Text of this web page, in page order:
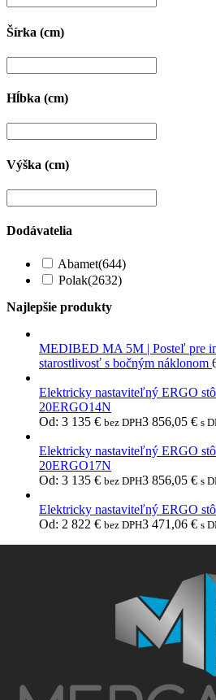
Šírka (cm)
Hĺbka (cm)
Výška (cm)
Dodávatelia
Abamet(644)
Polak(2632)
Najlepšie produkty
MEDIBED MA 5M | Posteľ pre
starostlivosť s bočným náklonom
Elektricky nastaviteľný ERGO
20ERGO14N
Od: 3 135 € bez DPH3 856,05 € s
Elektricky nastaviteľný ERGO
20ERGO17N
Od: 3 135 € bez DPH3 856,05 € s
Elektricky nastaviteľný ERGO
Od: 2 822 € bez DPH3 471,06 € s